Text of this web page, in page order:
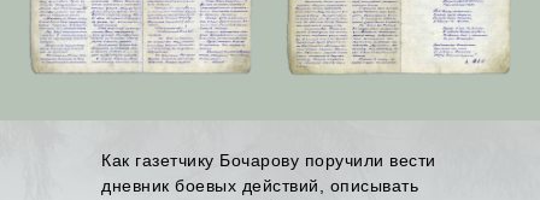
Как газетчику Бочарову поручили вести
дневник боевых действий, описывать